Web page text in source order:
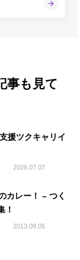
事も見て
援ツクキャリイ
2026.07.07
カレー！ – つく
！
2013.09.05